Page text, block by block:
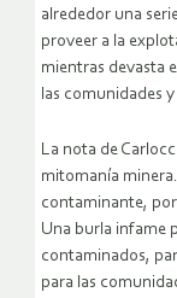
alrededor una
proveer a la
mientras devasta
las comunidades y
La nota de
mitomanía
contaminante,
Una burla infame
contaminados,
para las